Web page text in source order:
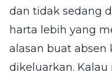
dan tidak sedang
harta lebih yang
alasan buat absen
dikeluarkan.